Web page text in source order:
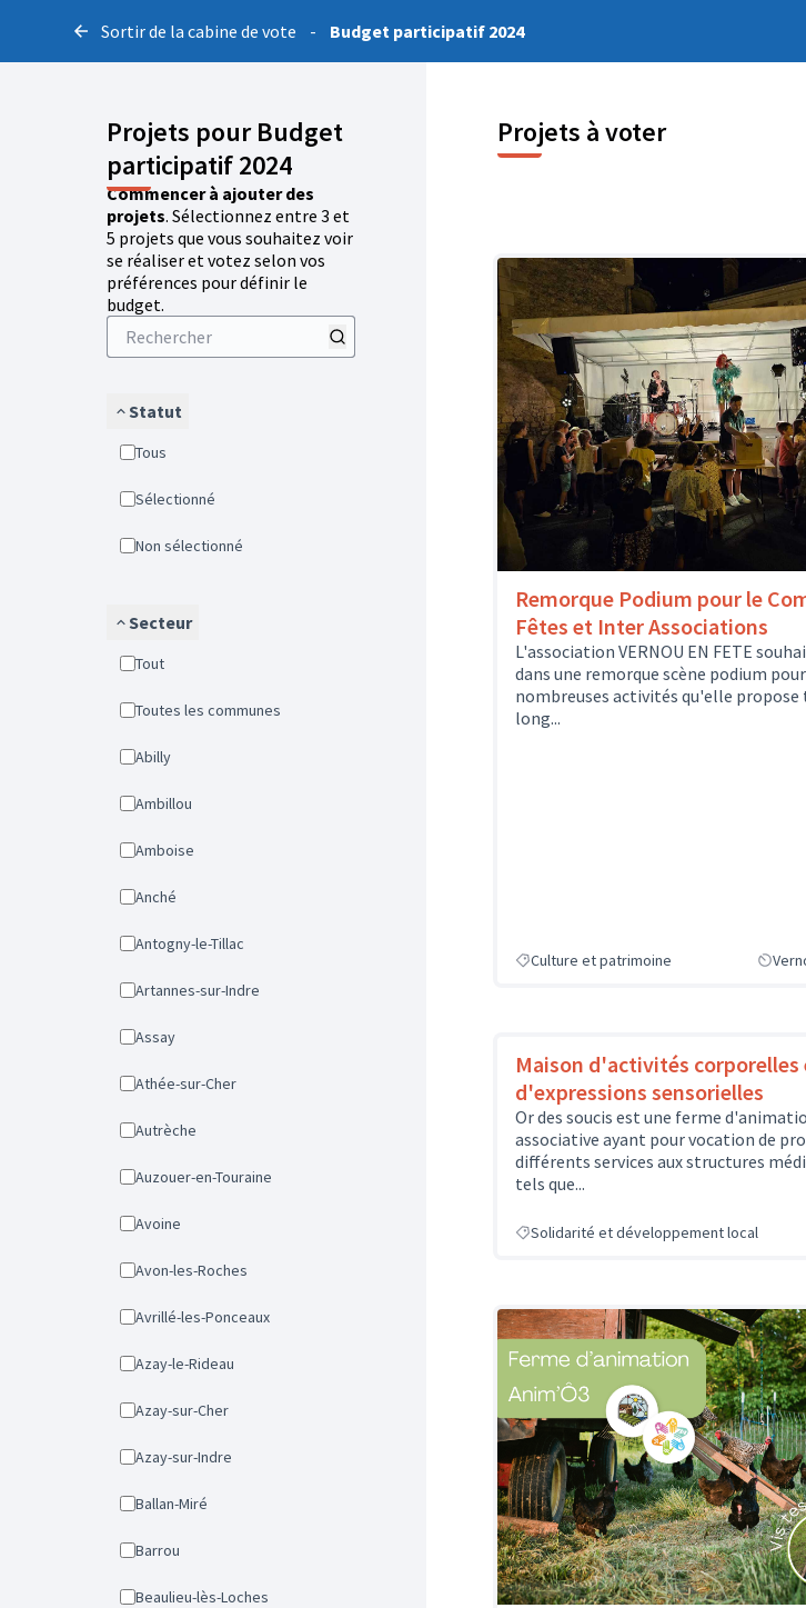
Sortir de la cabine de vote - Budget participatif 2024
Projets pour Budget
participatif 2024
Commencer à ajouter des
projets. Sélectionnez entre 3 et
5 projets que vous souhaitez voir
se réaliser et votez selon vos
préférences pour définir le
budget.
Statut
Tous
Sélectionné
Non sélectionné
Secteur
Tout
Toutes les communes
Abilly
Ambillou
Amboise
Anché
Antogny-le-Tillac
Artannes-sur-Indre
Assay
Athée-sur-Cher
Autrèche
Auzouer-en-Touraine
Avoine
Avon-les-Roches
Avrillé-les-Ponceaux
Azay-le-Rideau
Azay-sur-Cher
Azay-sur-Indre
Ballan-Miré
Barrou
Beaulieu-lès-Loches
Projets à voter
Remorque Podium pour le
Fêtes et Inter Associations
L'association VERNOU EN FETE
dans une remorque scène podium
nombreuses activités qu'elle propose
long...
Culture et patrimoine
Maison d'activités corporelles
d'expressions sensorielles
Or des soucis est une ferme
associative ayant pour vocation de
différents services aux structures
tels que...
Solidarité et développement local